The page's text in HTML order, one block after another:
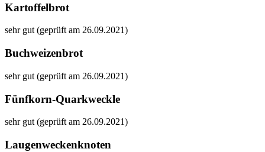
Kartoffelbrot
sehr gut (geprüft am 26.09.2021)
Buchweizenbrot
sehr gut (geprüft am 26.09.2021)
Fünfkorn-Quarkweckle
sehr gut (geprüft am 26.09.2021)
Laugenweckenknoten